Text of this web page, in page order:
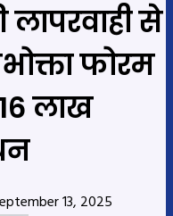
से
फोरम
लाख
13, 2025